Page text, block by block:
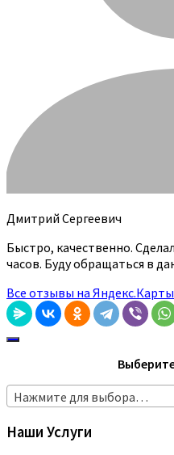
Дмитрий Сергеевич
Быстро, качественно.
часов. Буду обращаться в
Все отзывы на Яндекс.Карты
Нажмите для выбора…
Наши Услуги